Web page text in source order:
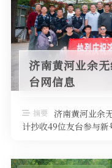
济南黄河业余
台网信息
摘要 济南黄河业余
计抄收49位友台参与